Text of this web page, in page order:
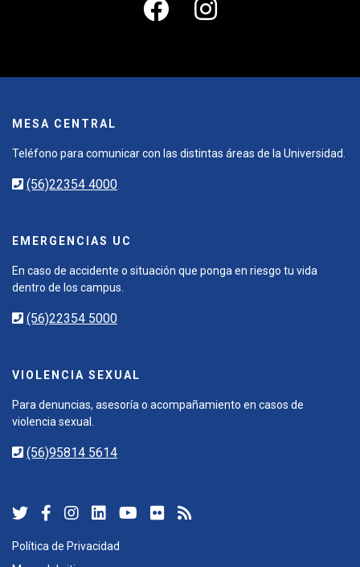
MESA CENTRAL
Teléfono para comunicar con las distintas áreas de la Universidad.
(56)22354 4000
EMERGENCIAS UC
En caso de accidente o situación que ponga en riesgo tu vida
dentro de los campus.
(56)22354 5000
VIOLENCIA SEXUAL
Para denuncias, asesoría o acompañamiento en casos de
violencia sexual.
(56)95814 5614
Política de Privacidad